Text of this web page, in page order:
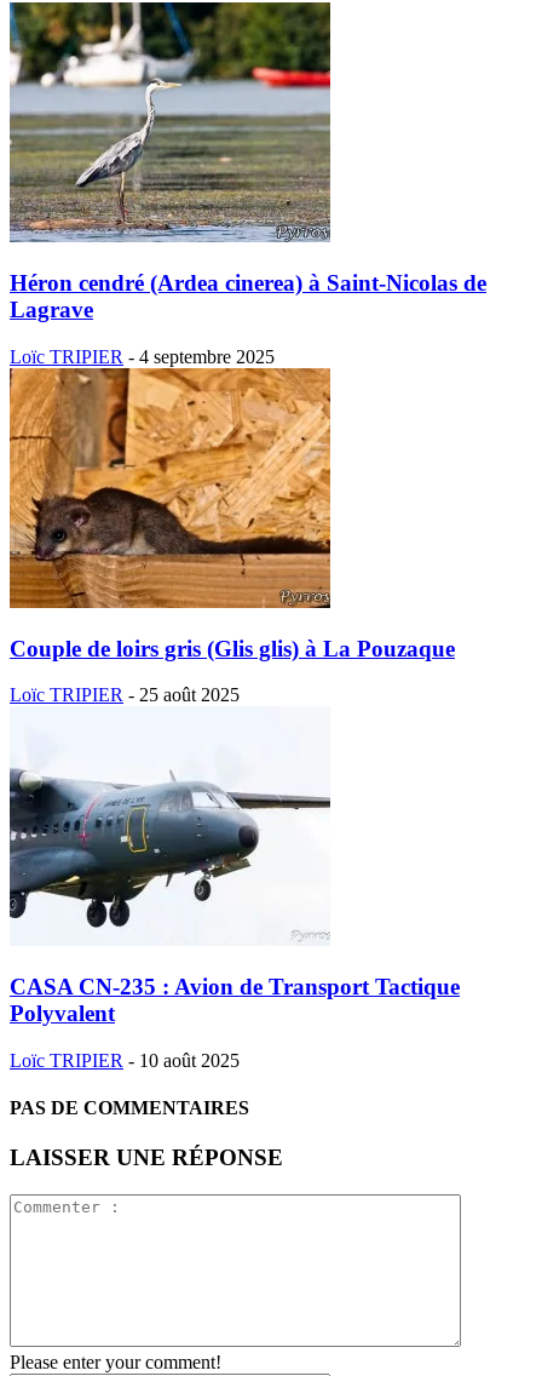
Héron cendré (Ardea cinerea) à Saint-Nicolas de
Lagrave
Loïc TRIPIER - 4 septembre 2025
Couple de loirs gris (Glis glis) à La Pouzaque
Loïc TRIPIER - 25 août 2025
CASA CN-235 : Avion de Transport Tactique
Polyvalent
Loïc TRIPIER - 10 août 2025
PAS DE COMMENTAIRES
LAISSER UNE RÉPONSE
Please enter your comment!